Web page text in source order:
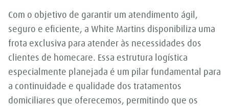
Com o objetivo de garantir um atendimento ágil,
seguro e eficiente, a White Martins disponibiliza uma
frota exclusiva para atender às necessidades dos
clientes de homecare. Essa estrutura logística
especialmente planejada é um pilar fundamental para
a continuidade e qualidade dos tratamentos
domiciliares que oferecemos, permitindo que os